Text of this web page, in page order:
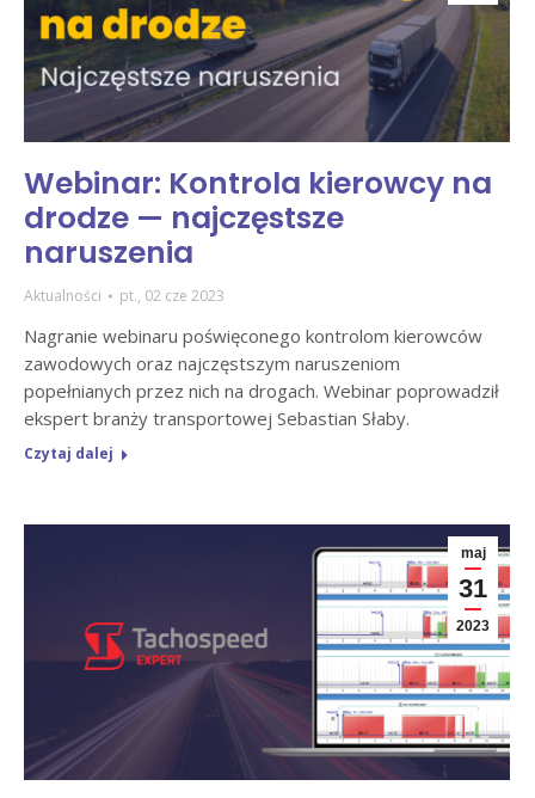
Webinar: Kontrola kierowcy na
drodze — najczęstsze
naruszenia
Aktualności pt., 02 cze 2023
Nagranie webinaru poświęconego kontrolom kierowców
zawodowych oraz najczęstszym naruszeniom
popełnianych przez nich na drogach. Webinar poprowadził
ekspert branży transportowej Sebastian Słaby.
Czytaj dalej
maj
31
2023